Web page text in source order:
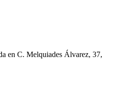
en C. Melquiades Álvarez, 37,